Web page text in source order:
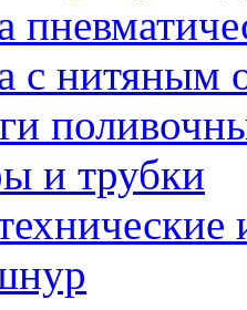
с нитяным
и трубки